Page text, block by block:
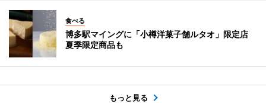
食べる
博多駅マイングに「小樽洋菓子舗ルタオ」限定店
夏季限定商品も
もっと見る